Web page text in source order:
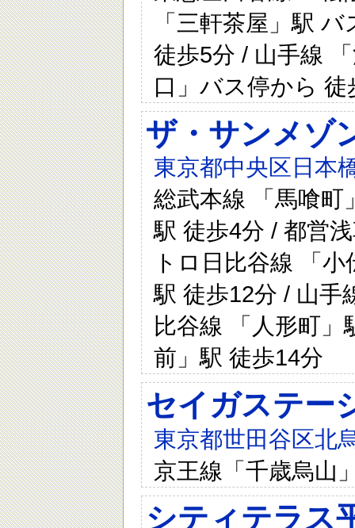
「三軒茶屋」駅
徒歩5分 / 山手線
口」バス停から 徒
ザ・サンメゾ
東京都中央区日本
総武本線 「馬喰町
駅 徒歩4分 / 都営
トロ日比谷線 「
駅 徒歩12分 / 山手
比谷線 「人形町
前」駅 徒歩14分
セイガステー
東京都世田谷区北
京王線「千歳烏山
シティテラス